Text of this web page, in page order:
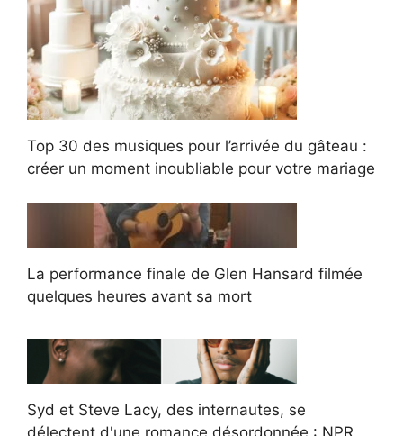
Top 30 des musiques pour l’arrivée du gâteau :
créer un moment inoubliable pour votre mariage
La performance finale de Glen Hansard filmée
quelques heures avant sa mort
Syd et Steve Lacy, des internautes, se